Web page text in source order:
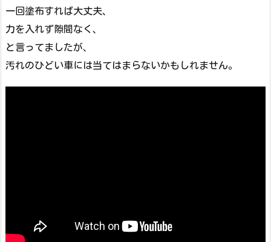
一回塗布すれば大丈夫、
力を入れず隙間なく、
と言ってましたが、
汚れのひどい車には当てはまらないかもしれません。